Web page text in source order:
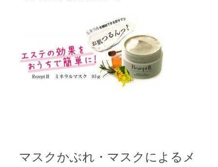
マスクかぶれ・マスクによるメ